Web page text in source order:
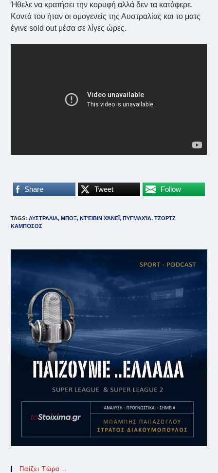
Ήθελε να κρατήσει την κορυφή αλλά δεν τα κατάφερε.
Κοντά του ήταν οι ομογενείς της Αυστραλίας και το ματς
έγινε sold out μέσα σε λίγες ώρες.
Share Tweet Follow
TAGS:ΑΥΣΤΡΑΛΙΑ, ΜΠΟΞ, ΝΤΈΙΒΙΝ ΧΆΝΕΪ, ΠΥΓΜΑΧΊΑ, ΤΖΟΡΤΖ
ΚΑΜΠΌΣΟΣ
Παίζει Τώρα ..